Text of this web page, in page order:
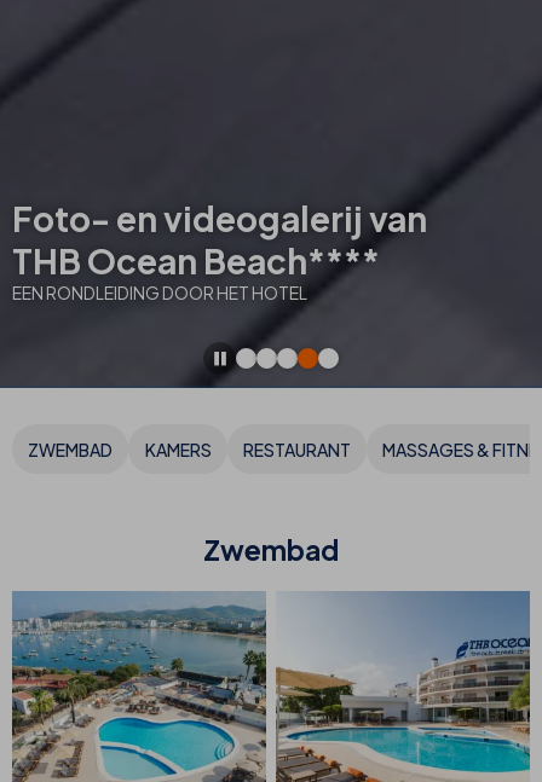
Foto- en videogalerij van
THB Ocean Beach****
EEN RONDLEIDING DOOR HET HOTEL
ZWEMBAD KAMERS RESTAURANT MASSAGES &
Zwembad